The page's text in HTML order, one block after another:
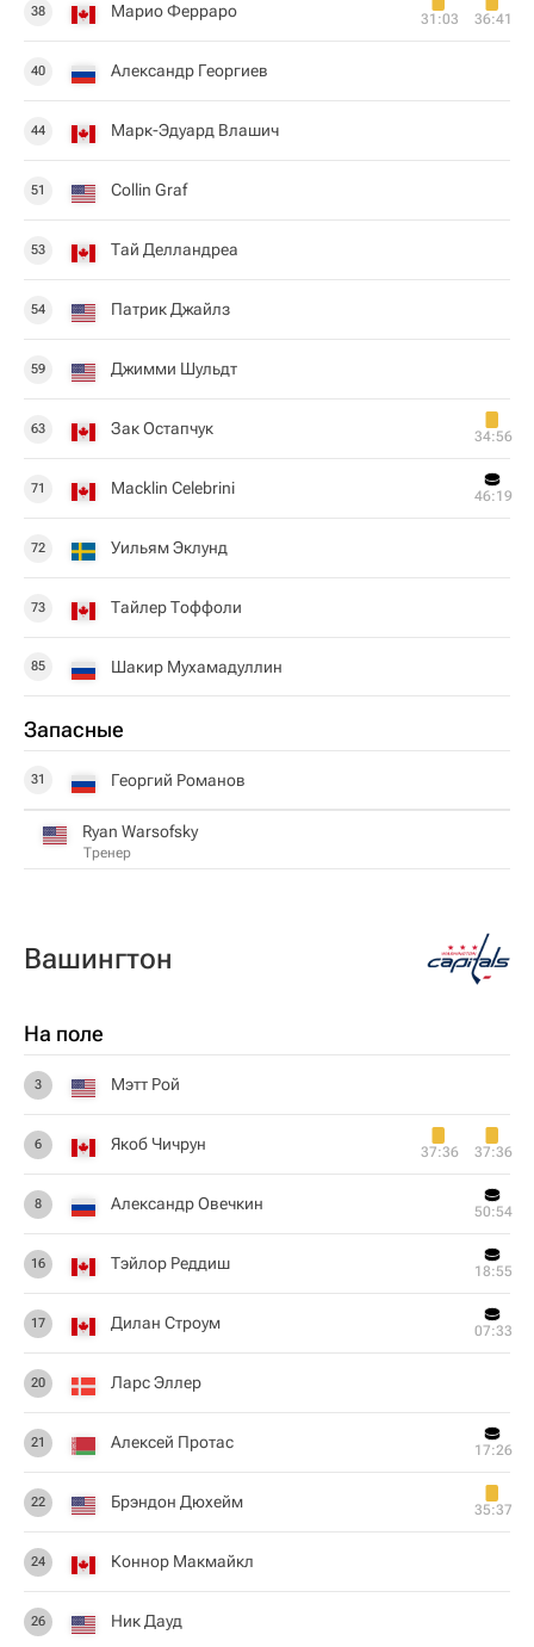
38 Марио Ферраро 31:03 36:41
40 Александр Георгиев
44 Марк-Эдуард Влашич
51 Collin Graf
53 Тай Делландреа
54 Патрик Джайлз
59 Джимми Шульдт
63 Зак Остапчук 34:56
71 Macklin Celebrini 46:19
72 Уильям Эклунд
73 Тайлер Тоффоли
85 Шакир Мухамадуллин
Запасные
31 Георгий Романов
Ryan Warsofsky
Тренер
Вашингтон
На поле
3 Мэтт Рой
6 Якоб Чичрун 37:36 37:36
8 Александр Овечкин 50:54
16 Тэйлор Реддиш 18:55
17 Дилан Строум 07:33
20 Ларс Эллер
21 Алексей Протас 17:26
22 Брэндон Дюхейм 35:37
24 Коннор Макмайкл
26 Ник Дауд